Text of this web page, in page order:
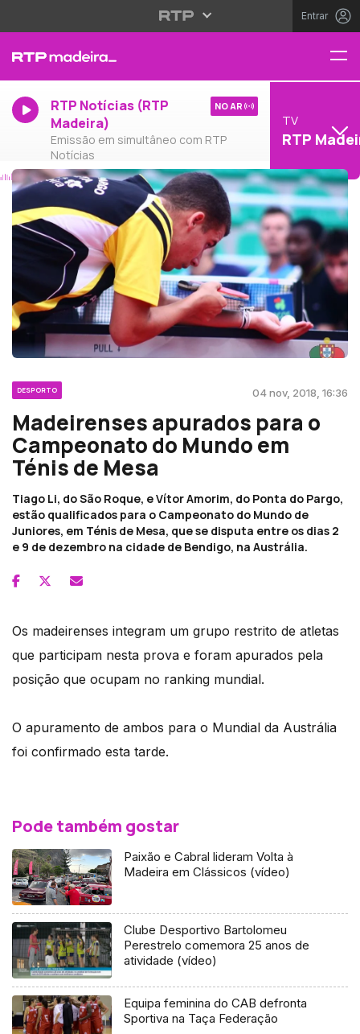
Entrar
RTP Notícias (RTP
Madeira)
Emissão em simultâneo com RTP
Notícias
NO AR
TV
RTP
DESPORTO 04 nov, 2018, 16:36
Madeirenses apurados para o
Campeonato do Mundo em
Ténis de Mesa
Tiago Li, do São Roque, e Vítor Amorim, do Ponta do Pargo,
estão qualificados para o Campeonato do Mundo de
Juniores, em Ténis de Mesa, que se disputa entre os dias 2
e 9 de dezembro na cidade de Bendigo, na Austrália.
Os madeirenses integram um grupo restrito de atletas
que participam nesta prova e foram apurados pela
posição que ocupam no ranking mundial.
O apuramento de ambos para o Mundial da Austrália
foi confirmado esta tarde.
Pode também gostar
Paixão e Cabral lideram Volta à
Madeira em Clássicos (vídeo)
Clube Desportivo Bartolomeu
Perestrelo comemora 25 anos de
atividade (vídeo)
Equipa feminina do CAB defronta
Sportiva na Taça Federação